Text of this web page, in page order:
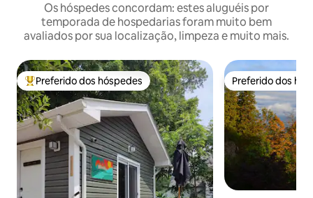
Os hóspedes concordam: estes aluguéis por
temporada de hospedarias foram muito bem
avaliados por sua localização, limpeza e muito mais.
Entre os melhores preferidos dos hóspedes
Preferido dos hóspedes Preferido dos
Preferido dos